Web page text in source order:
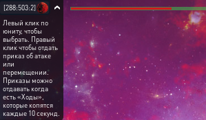
[288:503:2]
Левый клик по
юниту, чтобы
выбрать. Правый
клик чтобы отдать
приказ об атаке
или
перемещении.
Приказы можно
отдавать когда
есть «Ходы»,
которые копятся
каждые 10 секунд.